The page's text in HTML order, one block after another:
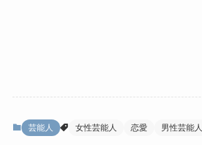
芸能人 女性芸能人 恋愛 男性芸能人